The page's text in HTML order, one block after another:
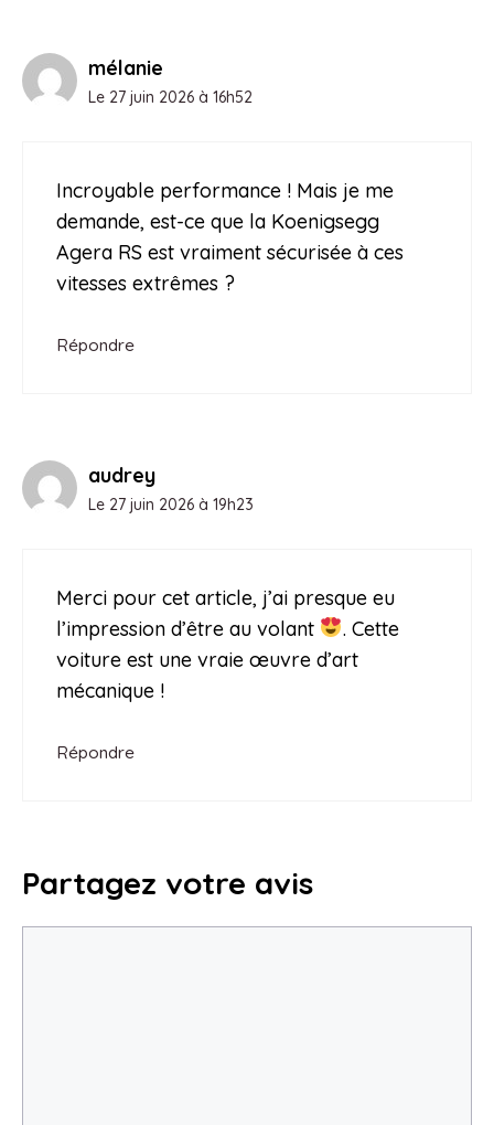
mélanie
Le 27 juin 2026 à 16h52
Incroyable performance ! Mais je me
demande, est-ce que la Koenigsegg
Agera RS est vraiment sécurisée à ces
vitesses extrêmes ?
Répondre
audrey
Le 27 juin 2026 à 19h23
Merci pour cet article, j’ai presque eu
l’impression d’être au volant
. Cette
voiture est une vraie œuvre d’art
mécanique !
Répondre
Partagez votre avis